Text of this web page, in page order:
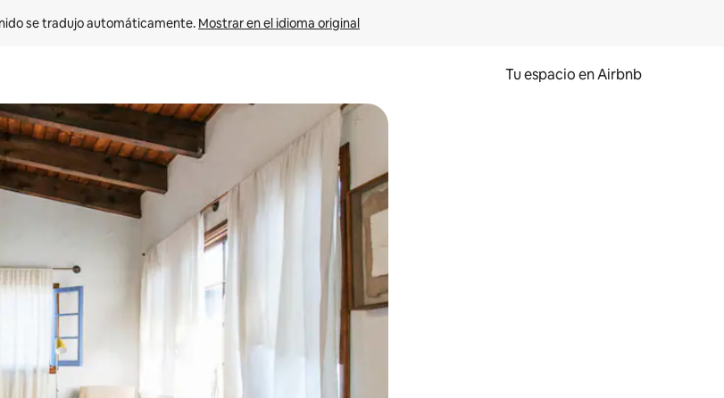
se tradujo automáticamente. Mostrar en el idioma original
Tu espacio en Airbnb
las teclas de las flechas hacia arriba y hacia abajo, o bien tocando y deslizando la pantalla.